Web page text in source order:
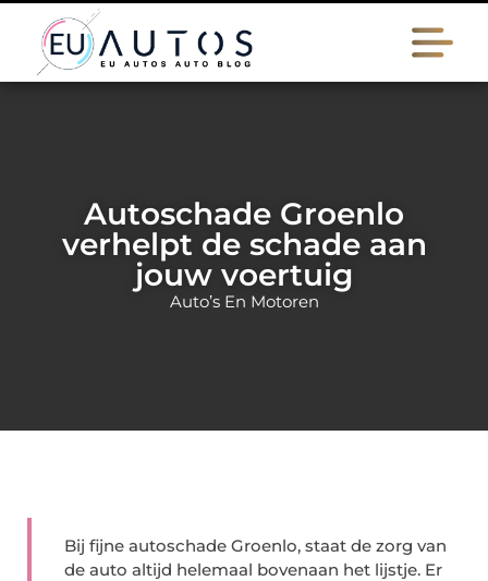
Autoschade Groenlo
verhelpt de schade aan
jouw voertuig
Auto’s En Motoren
Bij fijne autoschade Groenlo, staat de zorg van
de auto altijd helemaal bovenaan het lijstje. Er